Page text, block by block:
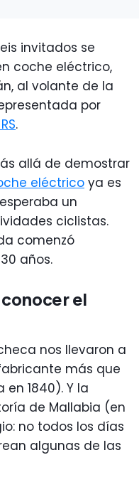
invitados se
coche eléctrico,
al volante de la
por
.
allá de demostrar
eléctrico ya es
un
ciclistas.
comenzó
años.
el
nos llevaron a
más que
1840). Y la
de Mallabia (en
no todos los días
algunas de las